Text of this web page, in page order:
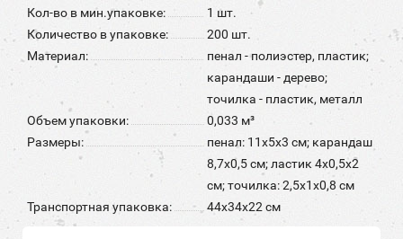
Кол-во в мин.упаковке:
1 шт.
Количество в упаковке:
200 шт.
Материал:
пенал - полиэстер, пластик;
карандаши - дерево;
точилка - пластик, металл
Объем упаковки:
0,033 м³
Размеры:
пенал: 11х5х3 см; карандаш
8,7х0,5 см; ластик 4х0,5х2
см; точилка: 2,5х1х0,8 см
Транспортная упаковка:
44x34x22 см